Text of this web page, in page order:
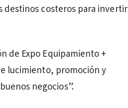
costeros para invertir
de Expo Equipamiento +
lucimiento, promoción y
negocios”.